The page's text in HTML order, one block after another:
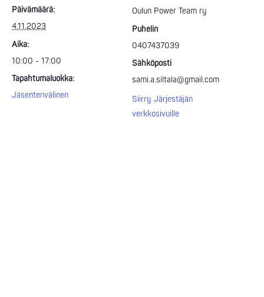
Päivämäärä:
4.11.2023
Aika:
10:00 - 17:00
Tapahtumaluokka:
Jäsentenvälinen
Oulun Power Team ry
Puhelin
0407437039
Sähköposti
sami.a.siltala@gmail.com
Siirry Järjestäjän
verkkosivuille